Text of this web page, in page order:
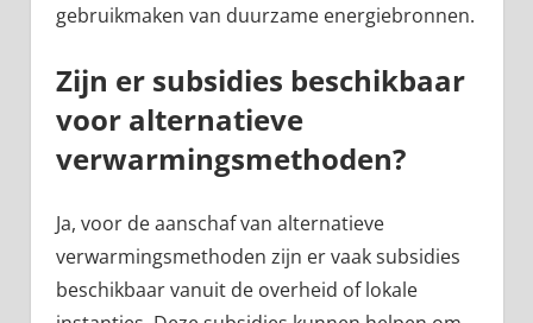
gebruikmaken van duurzame energiebronnen.
Zijn er subsidies beschikbaar
voor alternatieve
verwarmingsmethoden?
Ja, voor de aanschaf van alternatieve
verwarmingsmethoden zijn er vaak subsidies
beschikbaar vanuit de overheid of lokale